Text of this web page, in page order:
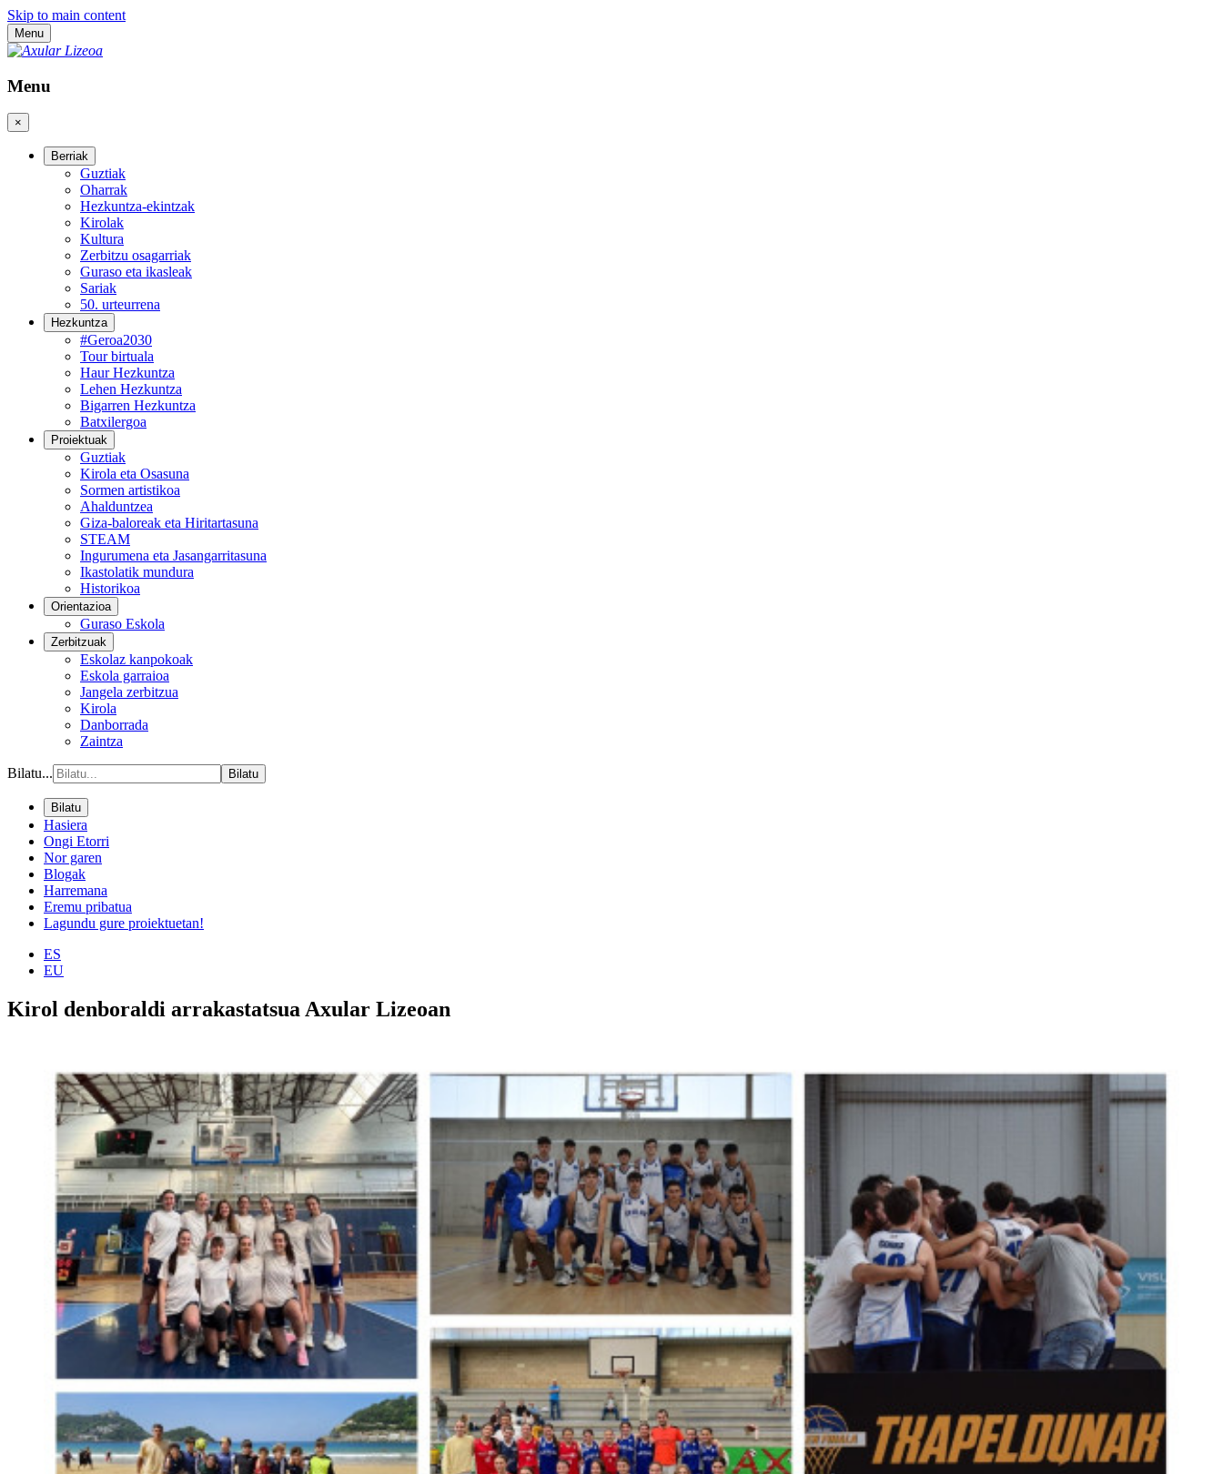
Skip to main content
Menu
Menu
×
Berriak
Guztiak
Oharrak
Hezkuntza-ekintzak
Kirolak
Kultura
Zerbitzu osagarriak
Guraso eta ikasleak
Sariak
50. urteurrena
Hezkuntza
#Geroa2030
Tour birtuala
Haur Hezkuntza
Lehen Hezkuntza
Bigarren Hezkuntza
Batxilergoa
Proiektuak
Guztiak
Kirola eta Osasuna
Sormen artistikoa
Ahalduntzea
Giza-baloreak eta Hiritartasuna
STEAM
Ingurumena eta Jasangarritasuna
Ikastolatik mundura
Historikoa
Orientazioa
Guraso Eskola
Zerbitzuak
Eskolaz kanpokoak
Eskola garraioa
Jangela zerbitzua
Kirola
Danborrada
Zaintza
Bilatu... Bilatu
Bilatu
Hasiera
Ongi Etorri
Nor garen
Blogak
Harremana
Eremu pribatua
Lagundu gure proiektuetan!
ES
EU
Kirol denboraldi arrakastatsua Axular Lizeoan